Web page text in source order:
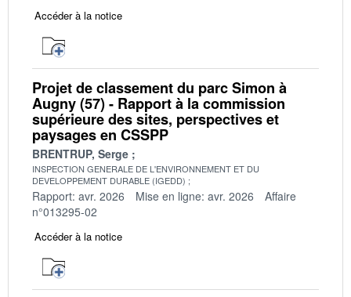
Accéder à la notice
Projet de classement du parc Simon à
Augny (57) - Rapport à la commission
supérieure des sites, perspectives et
paysages en CSSPP
BRENTRUP, Serge
INSPECTION GENERALE DE L'ENVIRONNEMENT ET DU
DEVELOPPEMENT DURABLE (IGEDD)
Rapport: avr. 2026 Mise en ligne: avr. 2026
Affaire
n°013295-02
Accéder à la notice